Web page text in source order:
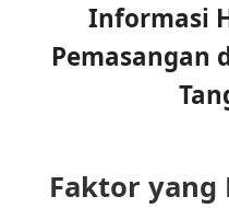
Informasi
Pemasangan
Faktor yang